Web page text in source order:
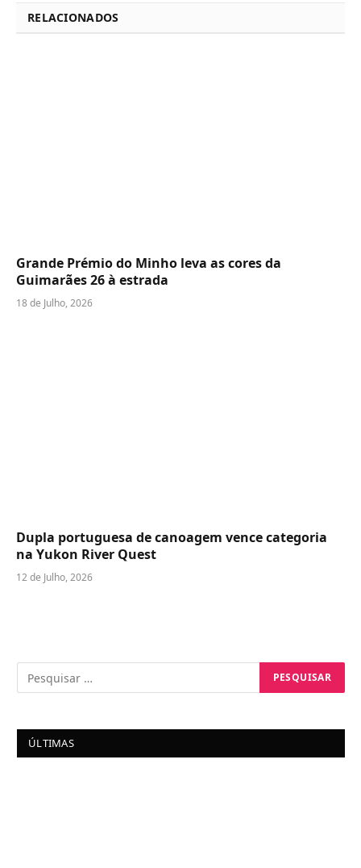
RELACIONADOS
Grande Prémio do Minho leva as cores da
Guimarães 26 à estrada
18 de Julho, 2026
Dupla portuguesa de canoagem vence categoria
na Yukon River Quest
12 de Julho, 2026
ÚLTIMAS